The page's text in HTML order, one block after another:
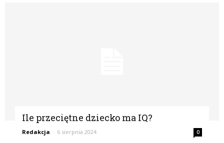
Ile przeciętne dziecko ma IQ?
Redakcja - 6 sierpnia 2024 0